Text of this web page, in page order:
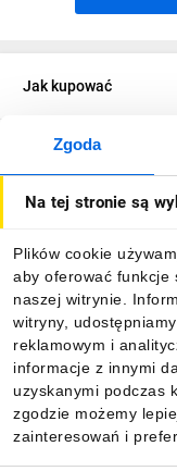
Zgoda
Na tej stronie są
Plików cookie
aby oferować funkcje
naszej witrynie.
witryny,
reklamowym i
informacje z innymi
uzyskanymi podczas
zgodzie możemy
zainteresowań i
Jak kupować
O firmie
Informacje